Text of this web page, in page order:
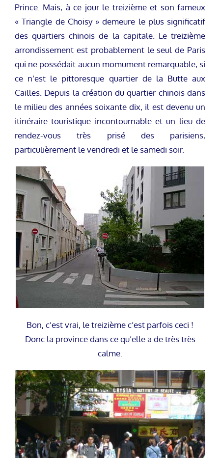
Prince. Mais, à ce jour le treizième et son fameux
« Triangle de Choisy » demeure le plus significatif
des quartiers chinois de la capitale. Le treizième
arrondissement est probablement le seul de Paris
qui ne possédait aucun momument remarquable, si
ce n’est le pittoresque quartier de la Butte aux
Cailles. Depuis la création du quartier chinois dans
le milieu des années soixante dix, il est devenu un
itinéraire touristique incontournable et un lieu de
rendez-vous très prisé des parisiens,
particulièrement le vendredi et le samedi soir.
Bon, c’est vrai, le treizième c’est parfois ceci !
Donc la province dans ce qu’elle a de très très
calme.